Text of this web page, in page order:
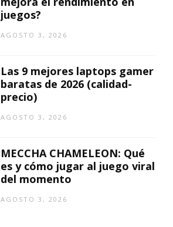
juegos?
AGOSTO 3, 2026
Las 9 mejores laptops gamer
baratas de 2026 (calidad-
precio)
AGOSTO 3, 2026
MECCHA CHAMELEON: Qué
es y cómo jugar al juego viral
del momento
AGOSTO 3, 2026